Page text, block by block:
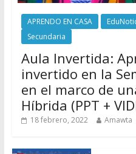
APRENDO EN CASA
Secundaria
Aula Invertida:
invertido en la
en el marco de
Híbrida (PPT +
18 febrero, 2022 Amawta